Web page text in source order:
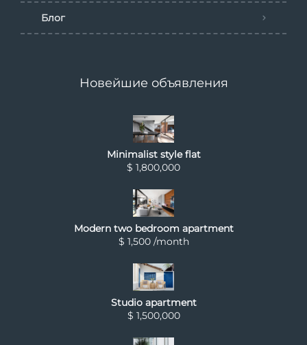
Блог
Новейшие объявления
Minimalist style flat
$ 1,800,000
Modern two bedroom apartment
$ 1,500 /month
Studio apartment
$ 1,500,000